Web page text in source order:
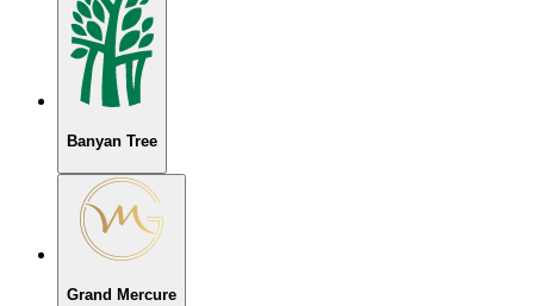
Banyan Tree
Grand Mercure